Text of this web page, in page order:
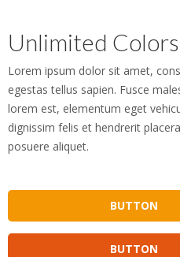
Unlimited Colors
Lorem ipsum dolor sit amet,
egestas tellus sapien. Fusce
lorem est, elementum eget
dignissim felis et hendrerit
posuere aliquet.
BUTTON
BUTTON